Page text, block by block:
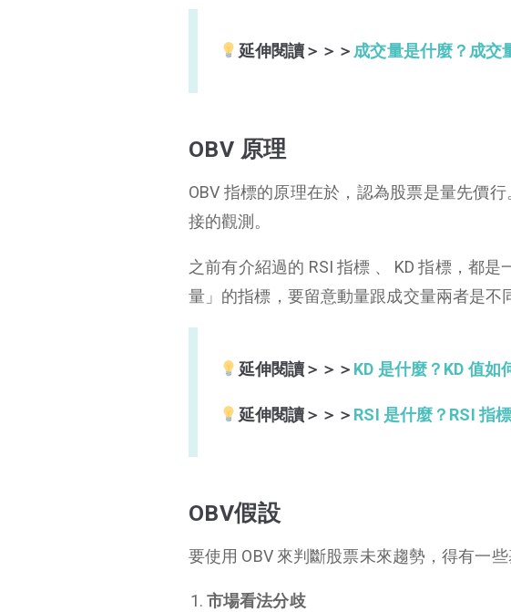
延伸閱讀＞＞＞成交量是什麼？成交
OBV 原理
OBV 指標的原理在於，認為股票是量先價
接的觀測。
之前有介紹過的 RSI 指標 、 KD 指標，都
量」的指標，要留意動量跟成交量兩者是不
延伸閱讀＞＞＞KD 是什麼？KD 值如
延伸閱讀＞＞＞RSI 是什麼？RSI 指
OBV假設
要使用 OBV 來判斷股票未來趨勢，得有一些
市場看法分歧